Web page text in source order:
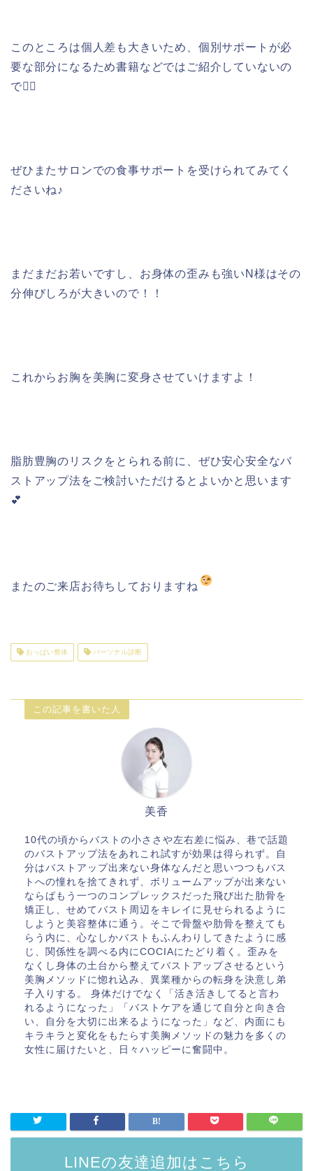
このところは個人差も大きいため、個別サポートが必
要な部分になるため書籍などではご紹介していないの
で🙅‍♀️
ぜひまたサロンでの食事サポートを受けられてみてく
ださいね♪
まだまだお若いですし、お身体の歪みも強いN様はその
分伸びしろが大きいので！！
これからお胸を美胸に変身させていけますよ！
脂肪豊胸のリスクをとられる前に、ぜひ安心安全なバ
ストアップ法をご検討いただけるとよいかと思います
💕
またのご来店お待ちしておりますね
おっぱい整体 パーソナル診断
この記事を書いた人
美香
10代の頃からバストの小ささや左右差に悩み、巷で話題
のバストアップ法をあれこれ試すが効果は得られず。自
分はバストアップ出来ない身体なんだと思いつつもバス
トへの憧れを捨てきれず、ボリュームアップが出来ない
ならばもう一つのコンプレックスだった飛び出た肋骨を
矯正し、せめてバスト周辺をキレイに見せられるように
しようと美容整体に通う。そこで骨盤や肋骨を整えても
らう内に、心なしかバストもふんわりしてきたように感
じ、関係性を調べる内にCOCIAにたどり着く。歪みを
なくし身体の土台から整えてバストアップさせるという
美胸メソッドに惚れ込み、異業種からの転身を決意し弟
子入りする。 身体だけでなく「活き活きしてると言わ
れるようになった」「バストケアを通じて自分と向き合
い、自分を大切に出来るようになった」など、内面にも
キラキラと変化をもたらす美胸メソッドの魅力を多くの
女性に届けたいと、日々ハッピーに奮闘中。
LINEの友達追加はこちら